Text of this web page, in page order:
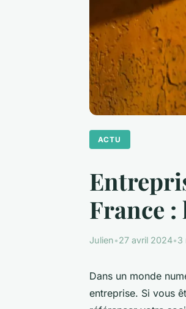
ACTU
France :
Julien•27 avril 2024•3
Dans un monde
entreprise. Si vous